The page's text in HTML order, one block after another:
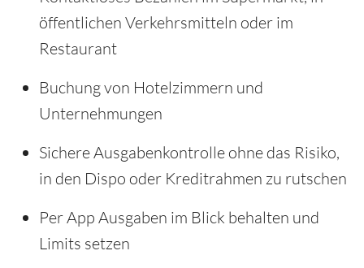
öffentlichen Verkehrsmitteln oder im
Restaurant
Buchung von Hotelzimmern und
Unternehmungen
Sichere Ausgabenkontrolle ohne das Risiko,
in den Dispo oder Kreditrahmen zu rutschen
Per App Ausgaben im Blick behalten und
Limits setzen